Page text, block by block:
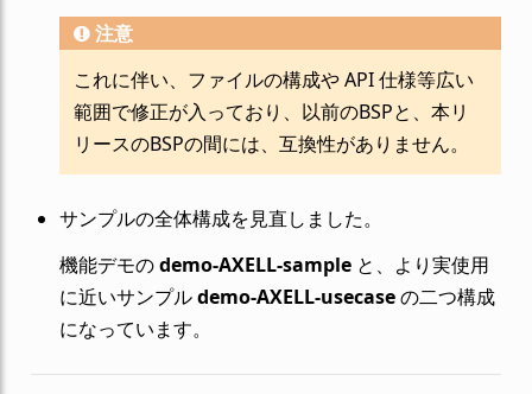
注意
これに伴い、ファイルの構成や API 仕様等広い
範囲で修正が入っており、以前のBSPと、本リ
リースのBSPの間には、互換性がありません。
サンプルの全体構成を見直しました。
機能デモのdemo-AXELL-sampleと、より実使用
に近いサンプルdemo-AXELL-usecaseの二つ構成
になっています。